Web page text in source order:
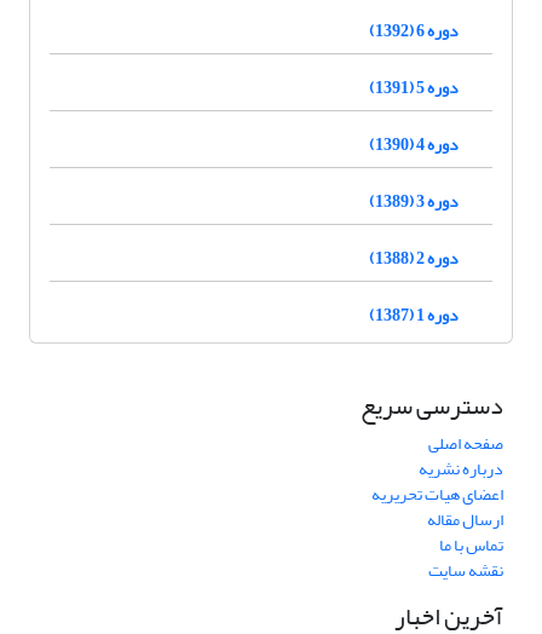
دوره 6 (1392)
دوره 5 (1391)
دوره 4 (1390)
دوره 3 (1389)
دوره 2 (1388)
دوره 1 (1387)
دسترسی سریع
صفحه اصلی
درباره نشریه
اعضای هیات تحریریه
ارسال مقاله
تماس با ما
نقشه سایت
آخرین اخبار